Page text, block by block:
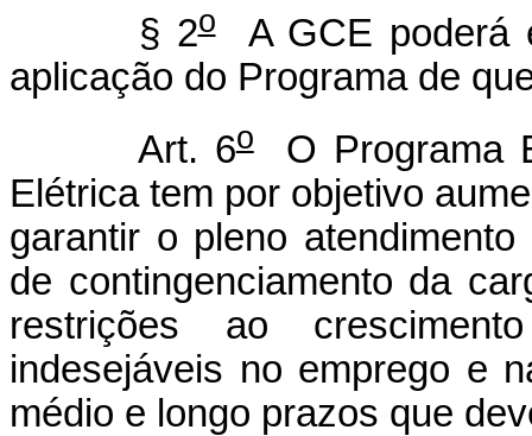
§ 2oA GCE poderá
aplicação do Programa de
Art. 6oO Programa
Elétrica tem por objetivo
garantir o pleno
de contingenciamento da
restrições ao
indesejáveis no emprego e
médio e longo prazos que